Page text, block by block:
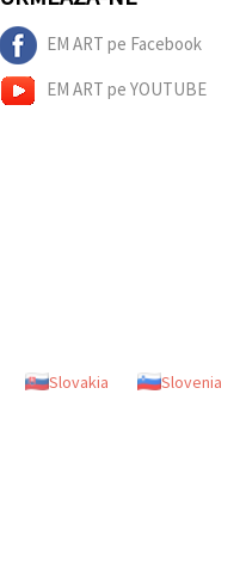
EM ART pe Facebook
EM ART pe YOUTUBE
Slovakia Slovenia